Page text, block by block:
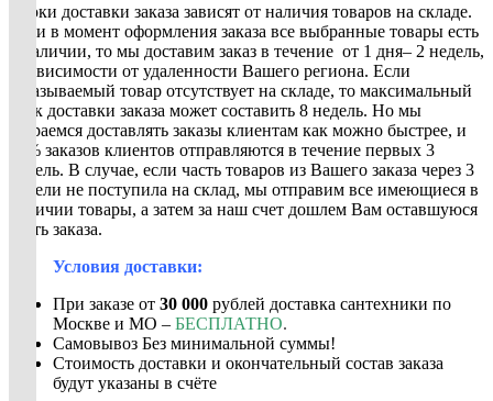
Сроки доставки заказа зависят от наличия товаров на складе.
Если в момент оформления заказа все выбранные товары есть
в наличии, то мы доставим заказ в течение от 1 дня– 2 недель,
в зависимости от удаленности Вашего региона. Если
заказываемый товар отсутствует на складе, то максимальный
срок доставки заказа может составить 8 недель. Но мы
стараемся доставлять заказы клиентам как можно быстрее, и
90% заказов клиентов отправляются в течение первых 3
недель. В случае, если часть товаров из Вашего заказа через 3
недели не поступила на склад, мы отправим все имеющиеся в
наличии товары, а затем за наш счет дошлем Вам оставшуюся
часть заказа.
Условия доставки:
При заказе от 30 000 рублей доставка сантехники по
Москве и МО – БЕСПЛАТНО.
Самовывоз Без минимальной суммы!
Стоимость доставки и окончательный состав заказа
будут указаны в счёте